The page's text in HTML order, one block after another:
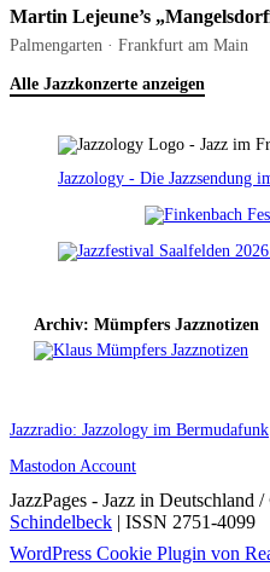
Martin Lejeune’s
Palmengarten · Frankfurt am Main
Alle Jazzkonzerte anzeigen
Jazzology - Die Jazzsendung
Archiv: Mümpfers Jazznotizen
Jazzradio: Jazzology im Bermudafunk
Mastodon Account
JazzPages - Jazz in Deutschland
Schindelbeck | ISSN 2751-4099
Scroll
WordPress Cookie Plugin von